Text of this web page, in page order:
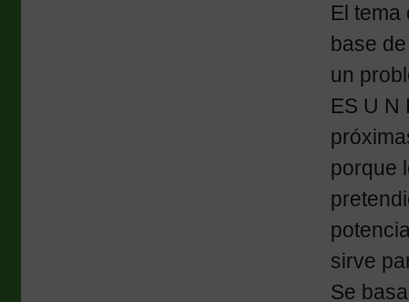
El
base
un
ES U N
porque
sirve
Se